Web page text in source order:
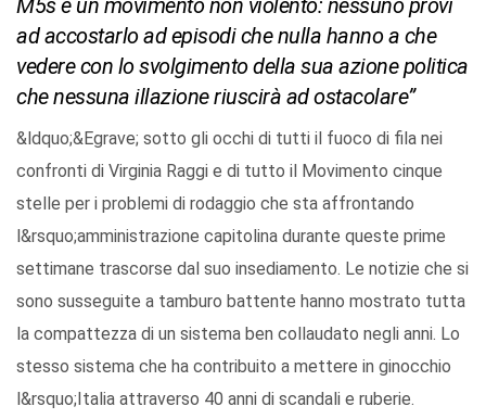
M5s è un movimento non violento: nessuno provi
ad accostarlo ad episodi che nulla hanno a che
vedere con lo svolgimento della sua azione politica
che nessuna illazione riuscirà ad ostacolare”
&ldquo;&Egrave; sotto gli occhi di tutti il fuoco di fila nei
confronti di Virginia Raggi e di tutto il Movimento cinque
stelle per i problemi di rodaggio che sta affrontando
l&rsquo;amministrazione capitolina durante queste prime
settimane trascorse dal suo insediamento. Le notizie che si
sono susseguite a tamburo battente hanno mostrato tutta
la compattezza di un sistema ben collaudato negli anni. Lo
stesso sistema che ha contribuito a mettere in ginocchio
l&rsquo;Italia attraverso 40 anni di scandali e ruberie.